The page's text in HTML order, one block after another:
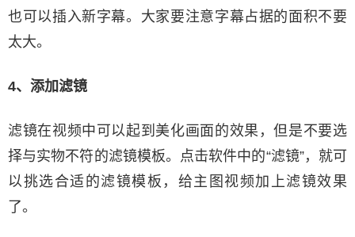
也可以插入新字幕。大家要注意字幕占据的面积不要
太大。
4、添加滤镜
滤镜在视频中可以起到美化画面的效果，但是不要选
择与实物不符的滤镜模板。点击软件中的“滤镜”，就可
以挑选合适的滤镜模板，给主图视频加上滤镜效果
了。